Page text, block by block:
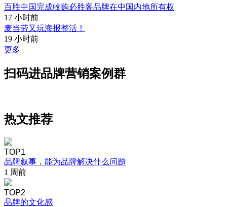
百胜中国完成收购必胜客品牌在中国内地所有权
17 小时前
麦当劳又玩海报整活！
19 小时前
更多
扫码进品牌营销案例群
热文推荐
TOP1
品牌叙事，能为品牌解决什么问题
1 周前
TOP2
品牌的文化感